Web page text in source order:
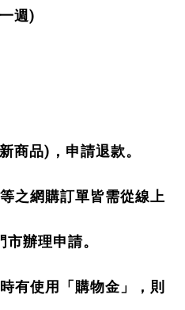
週)
商品) ，申請退款。
之網購訂單皆需從線上
辦理申請。
有使用「購物金」，則